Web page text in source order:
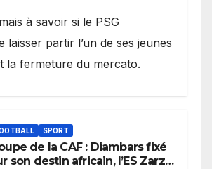
à savoir si le PSG
laisser partir l’un de ses jeunes
la fermeture du mercato.
SPORT
de la CAF : Diambars fixé
son destin africain, l’ES Zarzis